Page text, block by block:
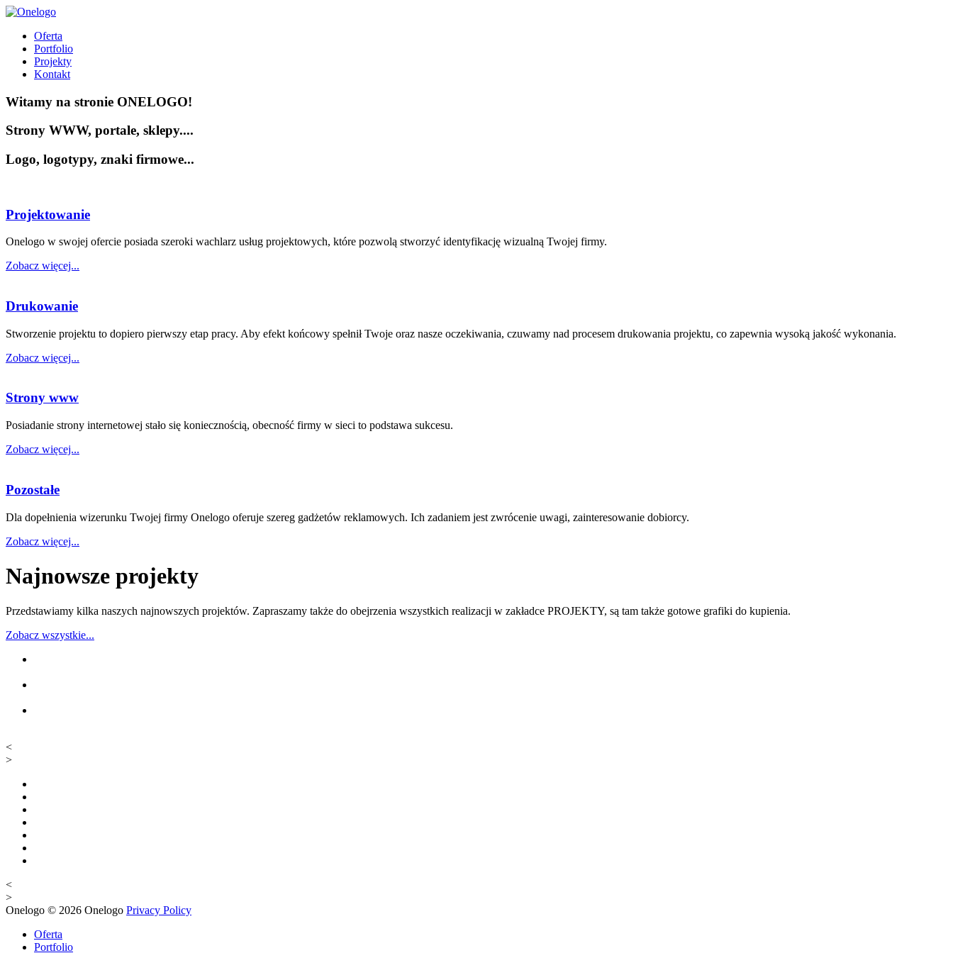
Oferta
Portfolio
Projekty
Kontakt
Witamy na stronie ONELOGO!
Strony WWW, portale, sklepy....
Logo, logotypy, znaki firmowe...
Projektowanie
Onelogo w swojej ofercie posiada szeroki wachlarz usług projektowych, które pozwolą stworzyć identyfikację wizualną Twojej firmy.
Zobacz więcej...
Drukowanie
Stworzenie projektu to dopiero pierwszy etap pracy. Aby efekt końcowy spełnił Twoje oraz nasze oczekiwania, czuwamy nad procesem drukowania projektu, co zapewnia wysoką jakość wykonania.
Zobacz więcej...
Strony www
Posiadanie strony internetowej stało się koniecznością, obecność firmy w sieci to podstawa sukcesu.
Zobacz więcej...
Pozostałe
Dla dopełnienia wizerunku Twojej firmy Onelogo oferuje szereg gadżetów reklamowych. Ich zadaniem jest zwrócenie uwagi, zainteresowanie dobiorcy.
Zobacz więcej...
Najnowsze projekty
Przedstawiamy kilka naszych najnowszych projektów. Zapraszamy także do obejrzenia wszystkich realizacji w zakładce PROJEKTY, są tam także gotowe grafiki do kupienia.
Zobacz wszystkie...
<
>
<
>
Onelogo © 2026 Onelogo Privacy Policy
Oferta
Portfolio